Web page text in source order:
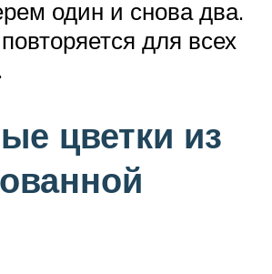
один и снова два.
для всех
цветки из